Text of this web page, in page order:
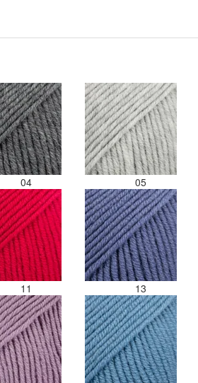
04 05
11 13